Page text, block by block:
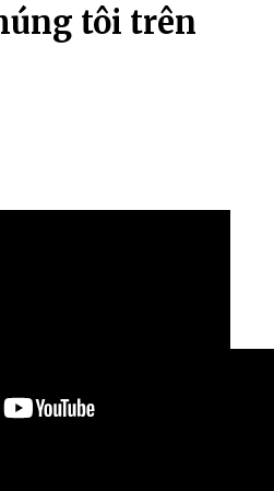
tôi trên